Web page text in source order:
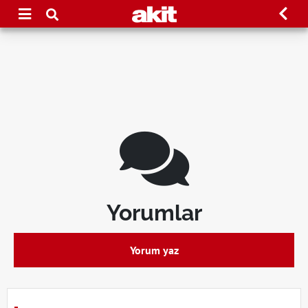
Yorumlar
Yorum yaz